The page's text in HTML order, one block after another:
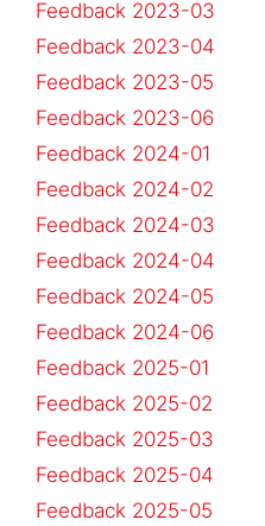
Feedback 2023-03
Feedback 2023-04
Feedback 2023-05
Feedback 2023-06
Feedback 2024-01
Feedback 2024-02
Feedback 2024-03
Feedback 2024-04
Feedback 2024-05
Feedback 2024-06
Feedback 2025-01
Feedback 2025-02
Feedback 2025-03
Feedback 2025-04
Feedback 2025-05